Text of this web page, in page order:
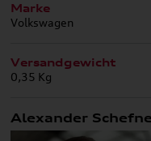
Marke
Volkswagen
Versandgewicht
0,35 Kg
Alexander